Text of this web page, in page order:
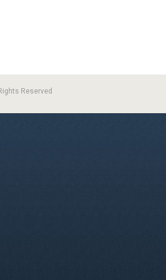
Reserved